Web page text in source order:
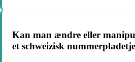
Kan man ændre eller
et schweizisk